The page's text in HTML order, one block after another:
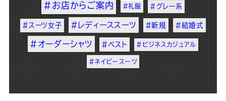
#お店からご案内 #礼服 #グレー系
#スーツ女子 #レディーススーツ #新規 #結婚式
#オーダーシャツ #ベスト #ビジネスカジュアル
#ネイビースーツ